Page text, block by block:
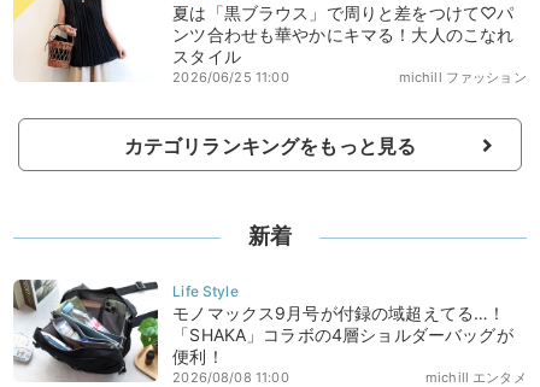
夏は「黒ブラウス」で周りと差をつけて♡パ
ンツ合わせも華やかにキマる！大人のこなれ
スタイル
michill ファッション
2026/06/25 11:00
カテゴリランキングをもっと見る
新着
モノマックス9月号が付録の域超えてる…！
「SHAKA」コラボの4層ショルダーバッグが
便利！
michill エンタメ
2026/08/08 11:00